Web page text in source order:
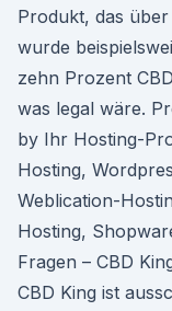
Produkt, das
wurde
zehn Prozent
was legal wäre.
by Ihr Hosting-
Hosting,
Weblication-
Hosting,
Fragen – CBD
CBD King ist